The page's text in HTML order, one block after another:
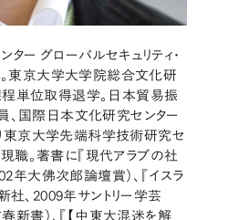
ー グローバルセキュリティ・
東京大学大学院総合文化研
単位取得退学。日本貿易振
国際日本文化研究センター
東京大学先端科学技術研究セ
職。著書に『現代アラブの社
年大佛次郎論壇賞）、『イスラ
社、2009年サントリー学芸
春新書）、『【中東大混迷を解